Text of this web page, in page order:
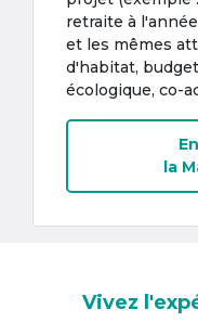
retraite à
et les mêmes
d'habitat,
écologique, co-
la
Vivez